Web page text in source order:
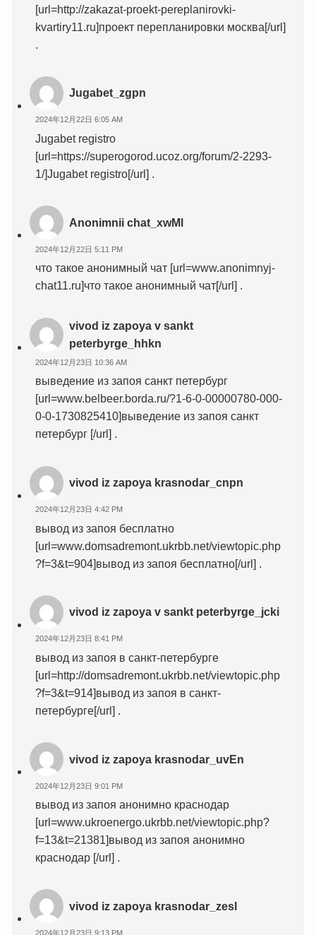
[url=http://zakazat-proekt-pereplanirovki-
kvartiry11.ru]проект перепланировки москва[/url]
Jugabet_zgpn
2024年12月22日 6:05 AM
Jugabet registro
[url=https://superogorod.ucoz.org/forum/2-2293-
1/]Jugabet registro[/url] .
Anonimnii chat_xwMl
2024年12月22日 5:11 PM
что такое анонимный чат [url=www.anonimnyj-
chat11.ru]что такое анонимный чат[/url] .
vivod iz zapoya v sankt
peterbyrge_hhkn
2024年12月23日 10:36 AM
выведение из запоя санкт петербург
[url=www.belbeer.borda.ru/?1-6-0-00000780-000-
0-0-1730825410]выведение из запоя санкт
петербург [/url] .
vivod iz zapoya krasnodar_cnpn
2024年12月23日 4:42 PM
вывод из запоя бесплатно
[url=www.domsadremont.ukrbb.net/viewtopic.php
?f=3&t=904]вывод из запоя бесплатно[/url] .
vivod iz zapoya v sankt peterbyrge_jcki
2024年12月23日 8:41 PM
вывод из запоя в санкт-петербурге
[url=http://domsadremont.ukrbb.net/viewtopic.php
?f=3&t=914]вывод из запоя в санкт-
петербурге[/url] .
vivod iz zapoya krasnodar_uvEn
2024年12月23日 9:01 PM
вывод из запоя анонимно краснодар
[url=www.ukroenergo.ukrbb.net/viewtopic.php?
f=13&t=21381]вывод из запоя анонимно
краснодар [/url] .
vivod iz zapoya krasnodar_zesl
2024年12月23日 9:13 PM